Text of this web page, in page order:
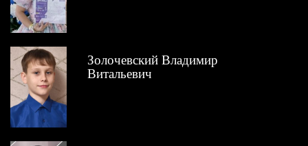
Золочевский Владимир
Витальевич